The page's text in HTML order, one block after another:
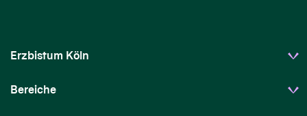
Erzbistum Köln
Bereiche